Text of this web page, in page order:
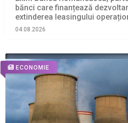
bănci care finanțează
extinderea leasingului
04.08.2026
ECONOMIE